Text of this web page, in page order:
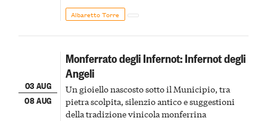
Albaretto Torre
03 AUG
08 AUG
Monferrato degli Infernot: Infernot degli
Angeli
Un gioiello nascosto sotto il Municipio, tra
pietra scolpita, silenzio antico e suggestioni
della tradizione vinicola monferrina